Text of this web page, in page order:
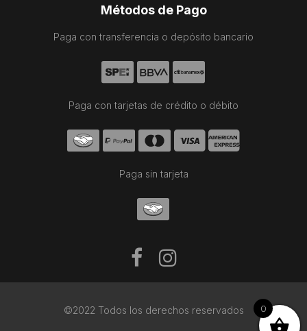
Métodos de Pago
Paga con transferencia o depósito bancario
Paga con tarjetas de crédito o débito
Paga sin tarjeta
©2022 Todos los derechos reservados 0